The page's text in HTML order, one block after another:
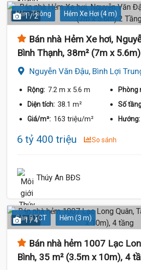
Hẻm Thông Hẻm Xe Hơi (4 m)
1 / 2
Bán nhà Hẻm Xe hơi,
Bình Thạnh, 38m² (7m x
Nguyễn Văn Đậu, Bình Lợi
Rộng: 7.2 m x 5.6 m Phòng
Diện tích: 38.1 m² Số
Giá/m²: 163 triệu/m² Hướng:
6 tỷ 400 triệu So sánh
Thúy An BĐS
Sàn BTCT Hẻm (3 m)
1 / 4
Bán nhà hẻm 1007 Lạc
Bình, 35 m² (3.5m x 10m), 4